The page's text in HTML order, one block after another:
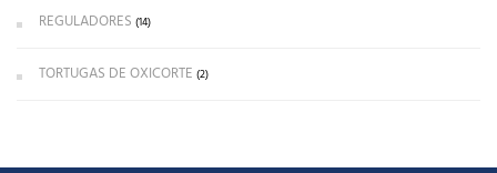
REGULADORES (14)
TORTUGAS DE OXICORTE (2)